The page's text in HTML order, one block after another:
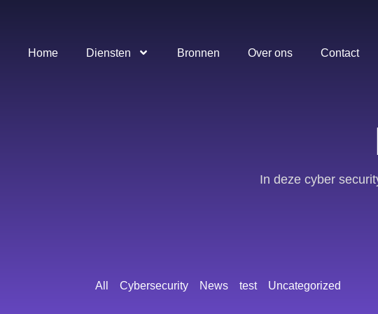
Home Diensten Bronnen Over ons Contact
In deze cyber
Cybersecurity News test Uncategorized
All